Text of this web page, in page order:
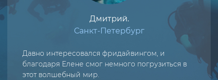
Дмитрий.
Санкт-Петербург
Давно интересовался фридайвингом, и
благодаря Елене смог немного погрузиться в
этот волшебный мир.